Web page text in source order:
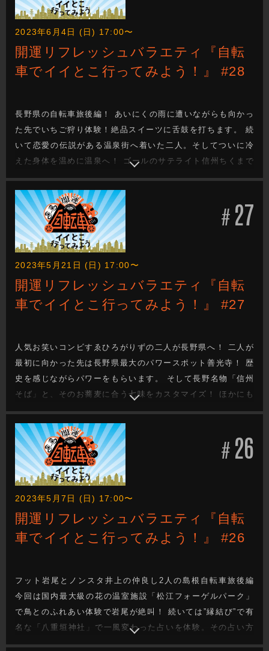
2023年6月4日 (日) 17:00〜
開運リフレッシュバラエティ『自転
車でイイとこ行ってみよう！』 #28
長野県の自転車旅後編！ あいにくの雨に遭いながらも向かっ
た先でいちご狩り体験！絶品スイーツに舌鼓を打ちます。 続
いて恋愛の伝説がある温泉街へ着いた二人。そしてついに冷
えた身体を温めに温泉へ！ ゴールのサテライト信州ちくまで
は、広い館内になぜかピアノが…？ ミニコーナーではうると
らブギーズが筋電肩義手の未来図を聞きます。
# 27
2023年5月21日 (日) 17:00〜
開運リフレッシュバラエティ『自転
車でイイとこ行ってみよう！』 #27
人気お笑いコンビすゑひろがりずの二人が長野県へ！ 二人が
最初に向かった先は長野県最大のパワースポット善光寺！ 歴
史を感じながらパワーをもらいます。 そして長野名物「信州
そば」と、そのお蕎麦に合う七味をカスタマイズ！ ほかにも
縄文時代の遺跡で火起こし体験！？ 歴史・自然・グルメと、
長野県のイイところを満喫する旅、前編！
# 26
2023年5月7日 (日) 17:00〜
開運リフレッシュバラエティ『自転
車でイイとこ行ってみよう！』 #26
フット岩尾とノンスタ井上の仲良し2人の島根自転車旅後編
今回は国内最大級の花の温室施設「松江フォーゲルパーク」
で鳥とのふれあい体験で岩尾が絶叫！ 続いては”縁結び”で有
名な「八重垣神社」で一風変わった占いを体験。その占い方
法と結果はいかに。 最後は玉造温泉郷で夜桜を堪能し、日本